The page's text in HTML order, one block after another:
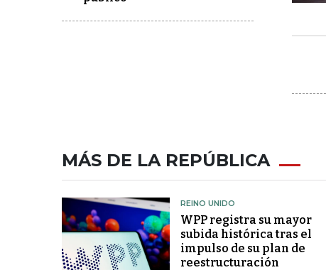
MÁS DE LA REPÚBLICA
REINO UNIDO
WPP registra su mayor
subida histórica tras el
impulso de su plan de
reestructuración